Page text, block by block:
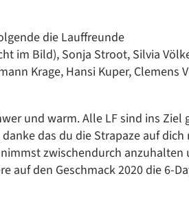
die Lauffreunde
im Bild), Sonja Stroot, Silvia
Krage, Hansi Kuper, Clemens
und warm. Alle LF sind ins
das du die Strapaze auf
zwischendurch
auf den Geschmack 2020 die 6-